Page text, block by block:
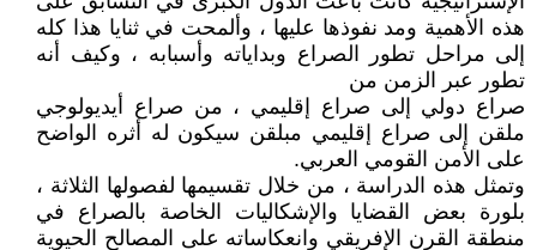
هذه الأهمية ومد نفوذها عليها ، وألمحت في ثنايا هذا كله
إلى مراحل تطور الصراع وبداياته وأسبابه ، وكيف أنه
تطور عبر الزمن من
صراع دولي إلى صراع إقليمي ، من صراع أيديولوجي
ملقن إلى صراع إقليمي مبلقن سيكون له أثره الواضح
على الأمن القومي العربي.
وتمثل هذه الدراسة ، من خلال تقسيمها لفصولها الثلاثة ،
بلورة بعض القضايا والإشكاليات الخاصة بالصراع في
منطقة القرن الإفريقي وانعكاساته على المصالح الحيوية